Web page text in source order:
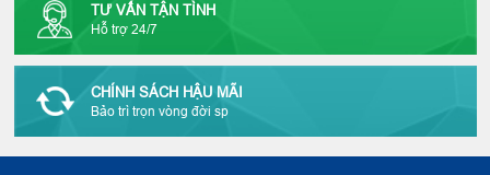
TƯ VẤN TẬN TÌNH
Hỗ trợ 24/7
CHÍNH SÁCH HẬU MÃI
Bảo trì trọn vòng đời sp